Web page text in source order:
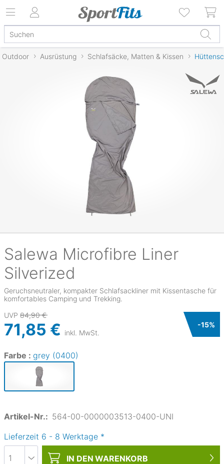
Outdoor Ausrüstung Schlafsäcke, Matten & Kissen
Salewa Microfibre Liner
Silverized
Geruchsneutraler, kompakter Schlafsackliner mit Kissentasche für
komfortables Camping und Trekking.
UVP 84,90 €
71,85 € inkl. MwSt.
-15%
Farbe : grey (0400)
Artikel-Nr.: 564-00-0000003513-0400-UNI
Lieferzeit 6 - 8 Werktage *
IN DEN WARENKORB